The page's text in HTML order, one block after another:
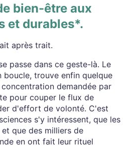
bien-être aux
et durables*.
après trait.
passe dans ce geste-là. Le
boucle, trouve enfin quelque
demandée par
pour couper le flux de
d'effort de volonté. C'est
s'y intéressent, que les
que des milliers de
en ont fait leur rituel